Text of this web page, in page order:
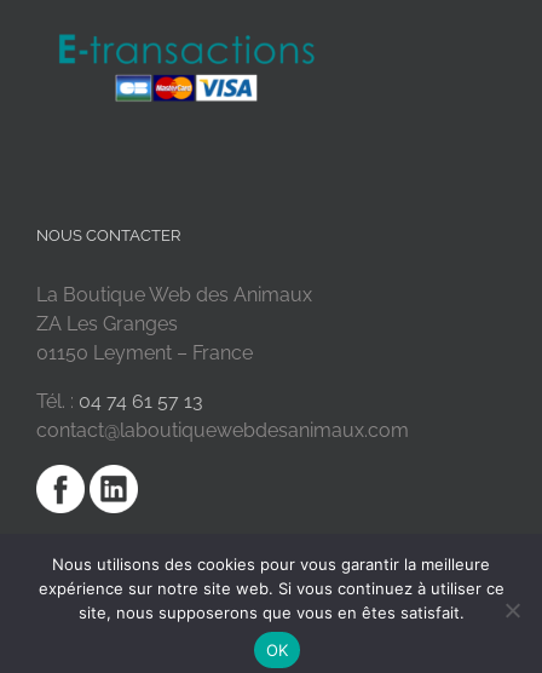
NOUS CONTACTER
La Boutique Web des Animaux
ZA Les Granges
01150 Leyment – France
Tél. : 04 74 61 57 13
contact@laboutiquewebdesanimaux.com
2018 © La Boutique Web des Animaux | Réalisé par
Nous utilisons des cookies pour vous garantir la meilleure
expérience sur notre site web. Si vous continuez à utiliser ce
site, nous supposerons que vous en êtes satisfait.
OK